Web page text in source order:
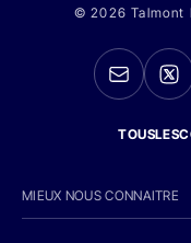
© 2026 Talmont
MIEUX NOUS CONNAITRE